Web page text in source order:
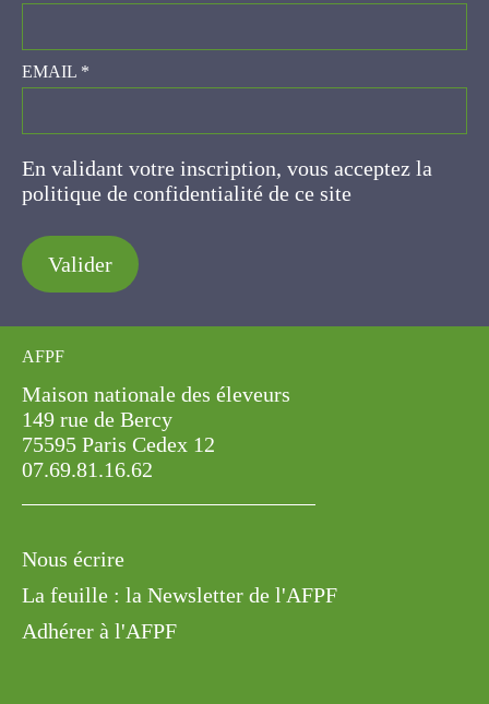
EMAIL*
En validant votre inscription, vous acceptez la
politique de confidentialité de ce site
Valider
AFPF
Maison nationale des éleveurs
149 rue de Bercy
75595 Paris Cedex 12
07.69.81.16.62
Nous écrire
La feuille : la Newsletter de l'AFPF
Adhérer à l'AFPF